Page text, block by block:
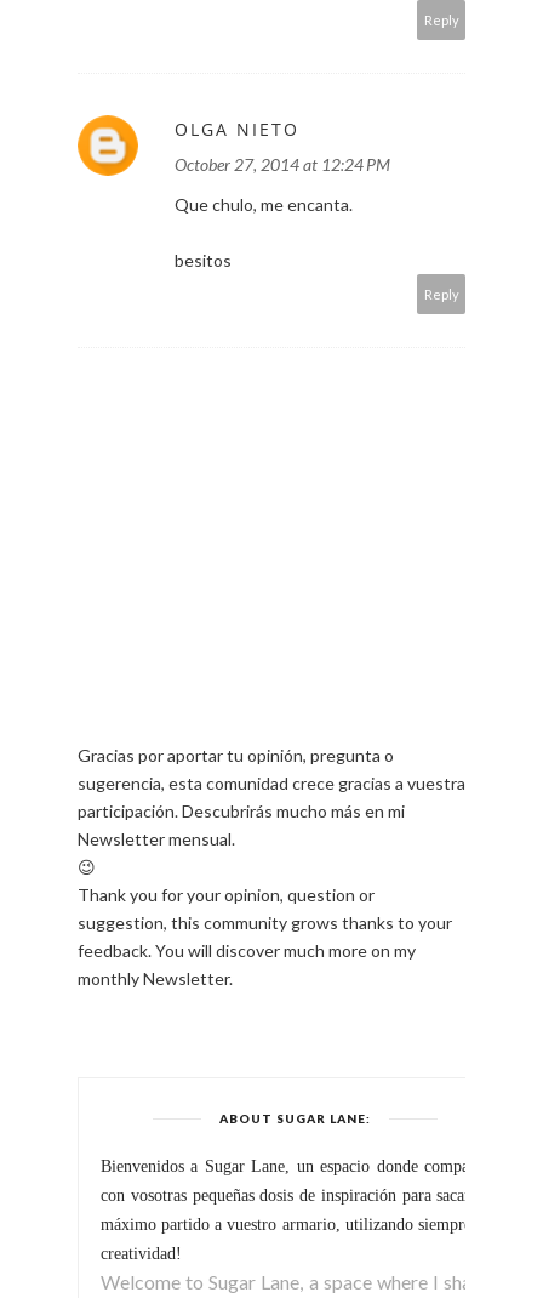
Reply
OLGA NIETO
October 27, 2014 at 12:24 PM
Que chulo, me encanta.
besitos
Reply
Gracias por aportar tu opinión, pregunta o
sugerencia, esta comunidad crece gracias a vuestra
participación. Descubrirás mucho más en mi
Newsletter mensual.
😉
Thank you for your opinion, question or
suggestion, this community grows thanks to your
feedback. You will discover much more on my
monthly Newsletter.
ABOUT SUGAR LANE:
Bienvenidos a Sugar Lane, un espacio donde comparto
con vosotras pequeñas dosis de inspiración para sacar el
máximo partido a vuestro armario, utilizando siempre la
creatividad!
Welcome to Sugar Lane, a space where I share